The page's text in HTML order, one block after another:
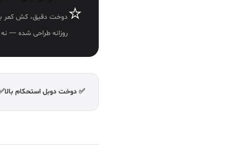
⭐دوخت دقیق، کش کمر
روزانه طراحی شده —
✅ دوخت دوبل استحکام بالا